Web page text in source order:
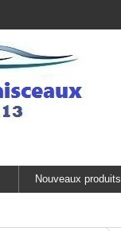
Nouveaux produits